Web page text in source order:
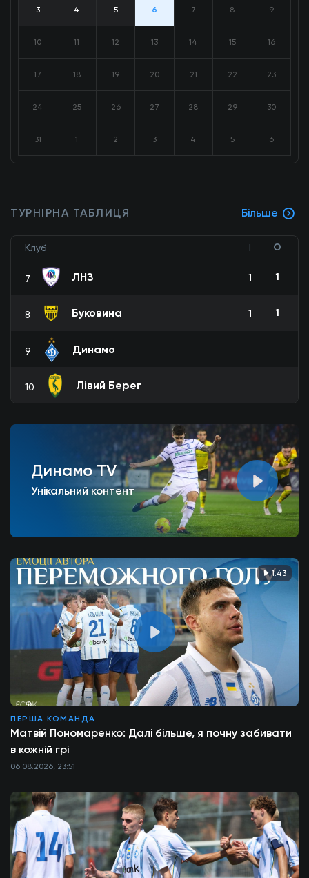
3 4 5 6 7 8 9
10 11 12 13 14 15 16
17 18 19 20 21 22 23
24 25 26 27 28 29 30
31 1 2 3 4 5 6
ТУРНІРНА ТАБЛИЦЯ Більше
Клуб І О
7 ЛНЗ 1 1
8 Буковина 1 1
9 Динамо
10 Лівий Берег
Динамо TV
Унікальний контент
1:43
ПЕРША КОМАНДА
Матвій Пономаренко: Далі більше, я почну забивати
в кожній грі
06.08.2026, 23:51